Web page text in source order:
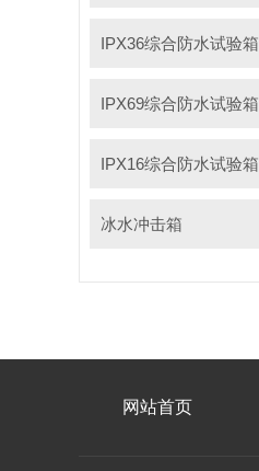
IPX36综合防水试验箱
IPX69综合防水试验箱
IPX16综合防水试验箱
冰水冲击箱
网站首页